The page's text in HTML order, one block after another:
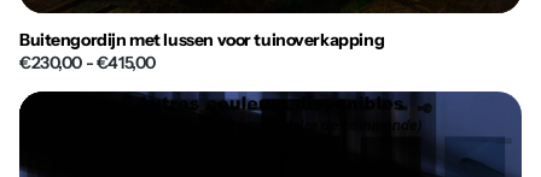
Buitengordijn met lussen voor tuinoverkapping
€230,00 - €415,00